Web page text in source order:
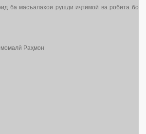
ба масъалаҳои рушди иҷтимоӣ ва робита бо
Раҳмон